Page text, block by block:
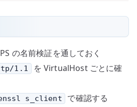
の名前検証を通しておく
1.1
を VirtualHost ごとに確
s_client
で確認する